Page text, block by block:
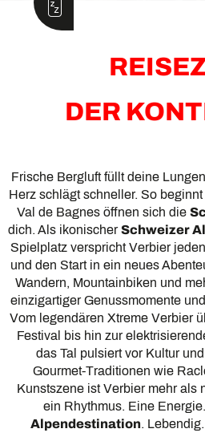
DER
Frische Bergluft füllt deine
Herz schlägt schneller. So
Val de Bagnes öffnen sich die
dich. Als ikonischerSchweizer
Spielplatz verspricht Verbier
und den Start in ein neues
Wandern, Mountainbiken und
einzigartiger Genussmomente
Vom legendären Xtreme Verbier
Festival bis hin zur
das Tal pulsiert vor Kultur
Gourmet-Traditionen wie
Kunstszene ist Verbier mehr als
ein Rhythmus. Eine
Alpendestination.